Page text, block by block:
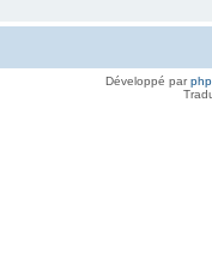
Développé par